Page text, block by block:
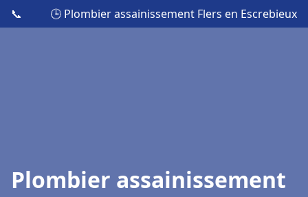
📞 🕒 Plombier assainissement Flers en Escrebieux
Plombier assainissement